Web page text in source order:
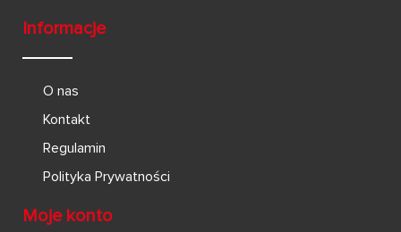
Informacje
O nas
Kontakt
Regulamin
Polityka Prywatności
Moje konto